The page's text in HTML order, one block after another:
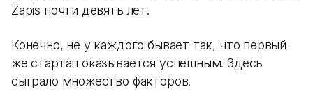
Zapis почти девять лет.
Конечно, не у каждого бывает так, что первый
же стартап оказывается успешным. Здесь
сыграло множество факторов.